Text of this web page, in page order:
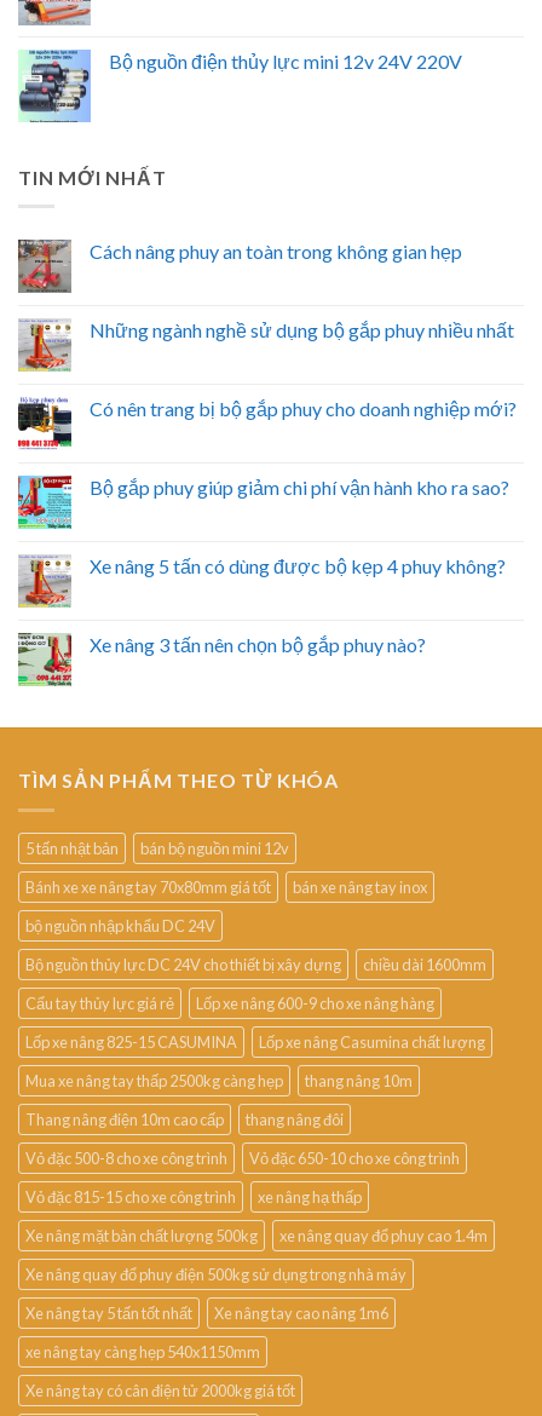
Bộ nguồn điện thủy lực mini 12v 24V 220V
TIN MỚI NHẤT
Cách nâng phuy an toàn trong không gian hẹp
Những ngành nghề sử dụng bộ gắp phuy nhiều nhất
Có nên trang bị bộ gắp phuy cho doanh nghiệp mới?
Bộ gắp phuy giúp giảm chi phí vận hành kho ra sao?
Xe nâng 5 tấn có dùng được bộ kẹp 4 phuy không?
Xe nâng 3 tấn nên chọn bộ gắp phuy nào?
TÌM SẢN PHẨM THEO TỪ KHÓA
5 tấn nhật bản
bán bộ nguồn mini 12v
Bánh xe xe nâng tay 70x80mm giá tốt
bán xe nâng tay inox
bộ nguồn nhập khẩu DC 24V
Bộ nguồn thủy lực DC 24V cho thiết bị xây dựng
chiều dài 1600mm
Cẩu tay thủy lực giá rẻ
Lốp xe nâng 600-9 cho xe nâng hàng
Lốp xe nâng 825-15 CASUMINA
Lốp xe nâng Casumina chất lượng
Mua xe nâng tay thấp 2500kg càng hẹp
thang nâng 10m
Thang nâng điện 10m cao cấp
thang nâng đôi
Vỏ đặc 500-8 cho xe công trình
Vỏ đặc 650-10 cho xe công trình
Vỏ đặc 815-15 cho xe công trình
xe nâng hạ thấp
Xe nâng mặt bàn chất lượng 500kg
xe nâng quay đổ phuy cao 1.4m
Xe nâng quay đổ phuy điện 500kg sử dụng trong nhà máy
Xe nâng tay 5 tấn tốt nhất
Xe nâng tay cao nâng 1m6
xe nâng tay càng hẹp 540x1150mm
Xe nâng tay có cân điện tử 2000kg giá tốt